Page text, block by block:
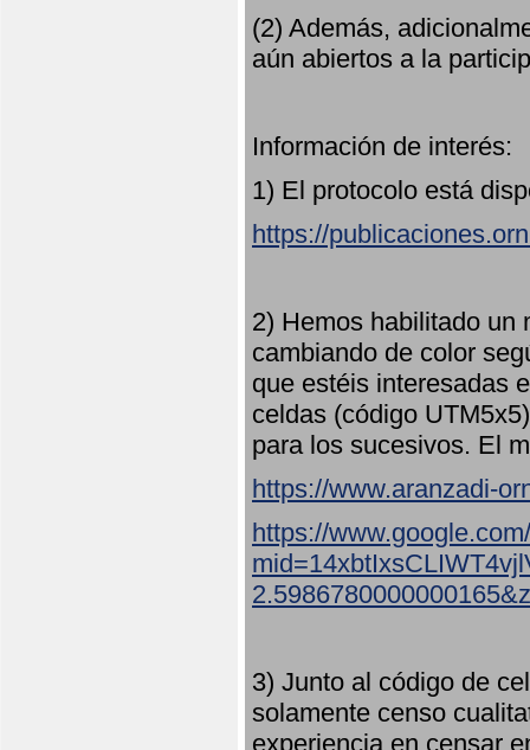
(2) Además,
aún abiertos a la
Información de interés:
1) El protocolo está
https://
2) Hemos habilitado un
cambiando de color
que estéis interesadas
celdas (código
para los sucesivos. El
https://www.aranzadi-
https://
3) Junto al código de
solamente censo
experiencia en censar